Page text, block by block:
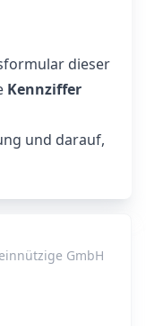
dieser
Kennziffer
und darauf,
GmbH